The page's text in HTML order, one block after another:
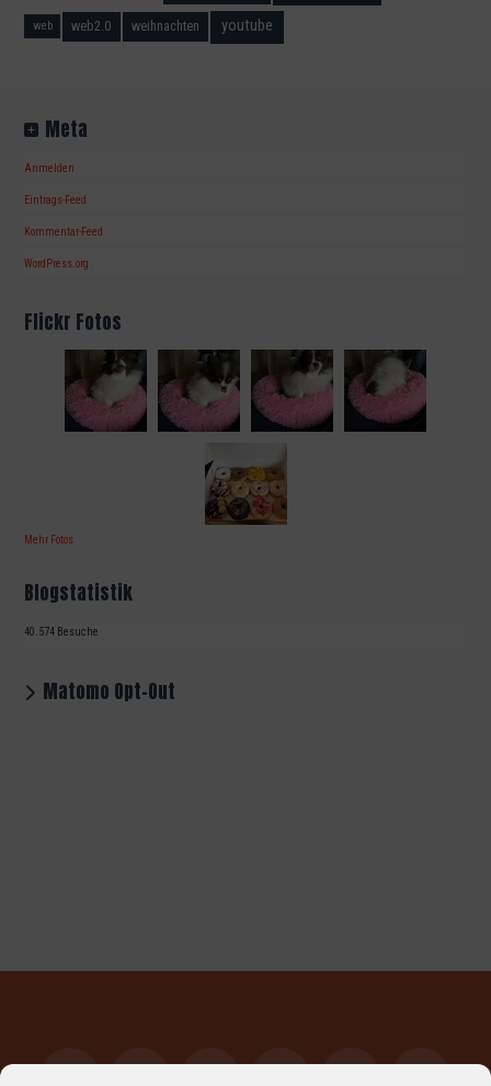
web web2.0 weihnachten youtube
Meta
Anmelden
Eintrags-Feed
Kommentar-Feed
WordPress.org
Flickr Fotos
Mehr Fotos
Blogstatistik
40.574 Besuche
Matomo Opt-Out